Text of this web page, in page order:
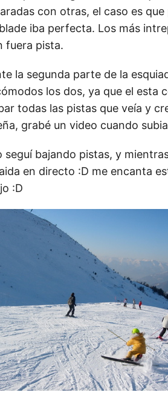
con otras, el caso es
iba perfecta. Los más
fuera pista.
la segunda parte de la
los dos, ya que el esta
todas las pistas que veía y
grabé un video cuando
seguí bajando pistas, y
en directo :D me encanta
:D